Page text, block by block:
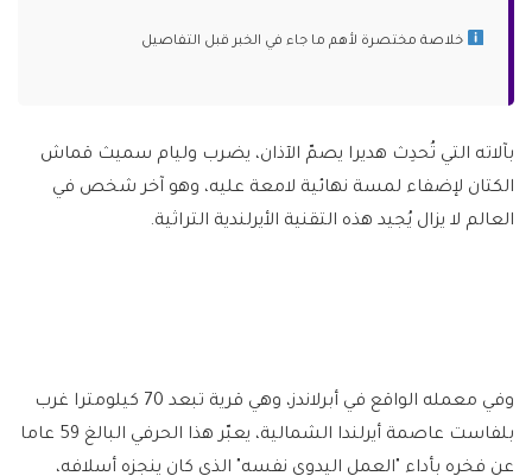
خلاصة مختصرة لأهم ما جاء في الخبر قبل التفاصيل
بآلاته التي تُحدِث هديرا يصمّ الآذان، يضرب وليام سميث قماش
الكتان لإضفاء لمسة نهائية لامعة عليه، وهو آخر شخص في
العالم لا يزال يُجيد هذه التقنية الأيرلندية التراثية.
وفي معمله الواقع في أبرلاندز، وهي قرية تبعد 70 كيلومترا غرب
بلفاست عاصمة أيرلندا الشمالية، يعبّر هذا الحرفي البالغ 59 عاما
عن فخره بأداء "العمل اليدوي نفسه" الذي كان ينجزه أسلافه،